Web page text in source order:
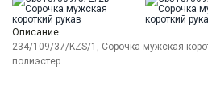
Описание
234/109/37/KZS/1, Сорочка мужская
полиэстер